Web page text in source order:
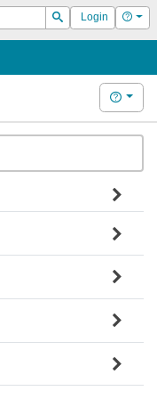
Suchen
Login Hilfe
Hilfe